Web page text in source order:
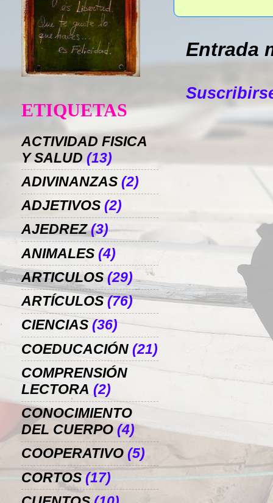
Entrada
ETIQUETAS
ACTIVIDAD FISICA
Y SALUD (13)
ADIVINANZAS (2)
ADJETIVOS (2)
AJEDREZ (3)
ANIMALES (4)
ARTICULOS (29)
ARTÍCULOS (76)
CIENCIAS (36)
COEDUCACIÓN (21)
COMPRENSIÓN
LECTORA (2)
CONOCIMIENTO
DEL CUERPO (4)
COOPERATIVO (5)
CORTOS (17)